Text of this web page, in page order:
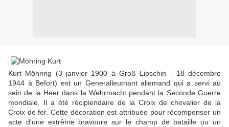
Kurt Möhring (3 janvier 1900 à Groß Lipschin - 18 décembre
1944 à Befort) est un Generalleutnant allemand qui a servi au
sein de la Heer dans la Wehrmacht pendant la Seconde Guerre
mondiale. Il a été récipiendaire de la Croix de chevalier de la
Croix de fer. Cette décoration est attribuée pour récompenser un
acte d'une extrême bravoure sur le champ de bataille ou un